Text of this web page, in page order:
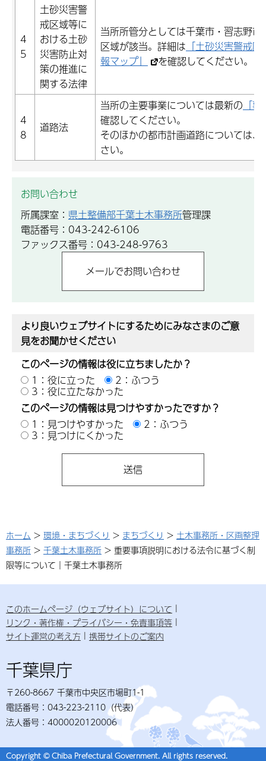
4
5
土砂災害警
戒区域等に
おける土砂
災害防止対
策の推進に
関する法律
当所所管分としては千葉市・習志野
区域が該当。詳細は 「土砂災害警戒
報マップ」
を確認してください。
4
8
道路法
当所の主要事業については最新の 「
確認してください。
そのほかの都市計画道路については
さい。
お問い合わせ
所属課室： 県土整備部千葉土木事務所管理課
電話番号：043-242-6106
ファックス番号：043-248-9763
より良いウェブサイトにするためにみなさまのご意
見をお聞かせください
このページの情報は役に立ちましたか？
1：役に立った
2：ふつう
3：役に立たなかった
このページの情報は見つけやすかったですか？
1：見つけやすかった
2：ふつう
3：見つけにくかった
ホーム > 環境・まちづくり > まちづくり > 土木事務所・区画整理
事務所 > 千葉土木事務所 > 重要事項説明における法令に基づく制
限等について｜千葉土木事務所
このホームページ（ウェブサイト）について
リンク・著作権・プライバシー・免責事項等
サイト運営の考え方
携帯サイトのご案内
千葉県庁
〒260-8667 千葉市中央区市場町1-1
電話番号：043-223-2110（代表）
法人番号：4000020120006
Copyright © Chiba Prefectural Government. All rights reserved.